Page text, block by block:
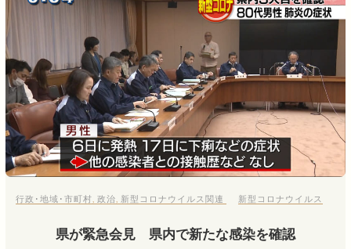
行政･地域･市町村 ,政治 新型コロナウイルス関連 新型コロナウイルス
県が緊急会見 県内で新たな感染を確認